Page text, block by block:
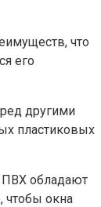
что
его
другими
пластиковых
ПВХ обладают
чтобы окна